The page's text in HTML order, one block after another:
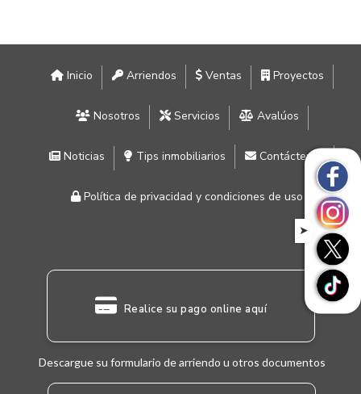
Inicio Arriendos Ventas Proyectos
Nosotros Servicios Avalúos
Noticias Tips inmobiliarios Contáctenos
Política de privacidad y condiciones de uso
Realice su pago online aquí
Descargue su formulario de arriendo u otros documentos
➤